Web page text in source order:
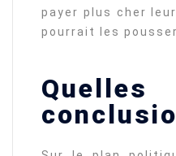
payer plus cher
pourrait les
Quelles